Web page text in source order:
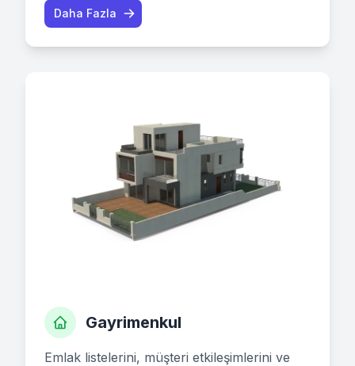
Daha Fazla
Gayrimenkul
Emlak listelerini, müşteri etkileşimlerini ve